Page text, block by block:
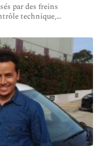
par des freins
technique,…